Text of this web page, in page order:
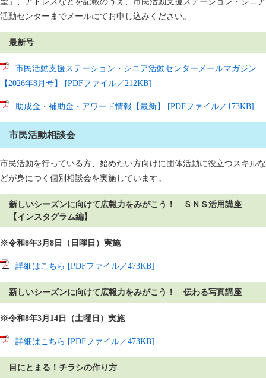
活動センターまでメールにてお申し込みください。
最新号
市民活動支援ステーション・シニア活動センターメールマガジン
【2026年8月号】 [PDFファイル／212KB]
助成金・補助金・アワード情報【最新】 [PDFファイル／173KB]
市民活動相談会
市民活動を行っている方、始めたい方向けに団体活動に役立つスキルな
どが身につく個別相談会を実施しています。
新しいシーズンに向けて広報力をみがこう！ ＳＮＳ活用講座
【インスタグラム編】
※令和8年3月8日（日曜日）実施
詳細はこちら [PDFファイル／473KB]
新しいシーズンに向けて広報力をみがこう！ 伝わる写真講座
※令和8年3月14日（土曜日）実施
詳細はこちら [PDFファイル／473KB]
目にとまる！チラシの作り方